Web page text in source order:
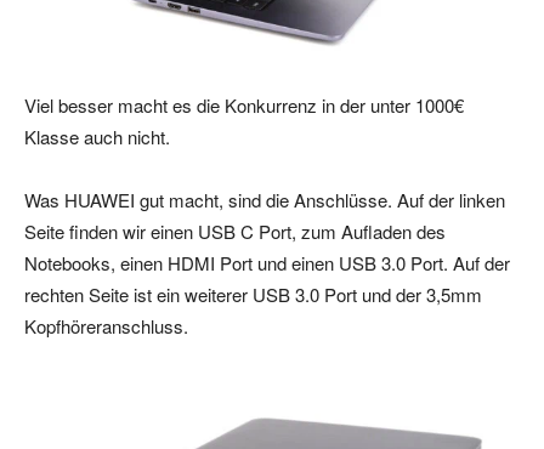
Viel besser macht es die Konkurrenz in der unter 1000€
Klasse auch nicht.
Was HUAWEI gut macht, sind die Anschlüsse. Auf der linken
Seite finden wir einen USB C Port, zum Aufladen des
Notebooks, einen HDMI Port und einen USB 3.0 Port. Auf der
rechten Seite ist ein weiterer USB 3.0 Port und der 3,5mm
Kopfhöreranschluss.